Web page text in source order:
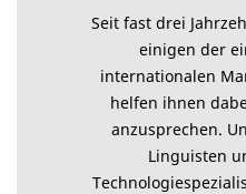
Seit fast drei
einigen der
internationalen
helfen ihnen
anzusprechen.
Linguisten